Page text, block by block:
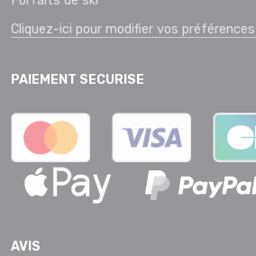
Cliquez-ici pour modifier vos
PAIEMENT SECURISE
AVIS